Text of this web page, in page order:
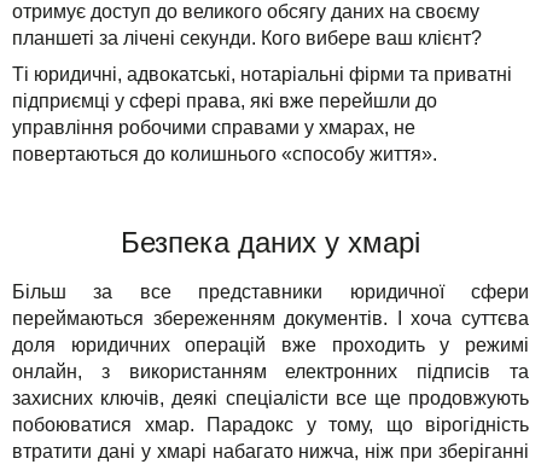
отримує доступ до великого обсягу даних на своєму
планшеті за лічені секунди. Кого вибере ваш клієнт?
Ті юридичні, адвокатські, нотаріальні фірми та приватні
підприємці у сфері права, які вже перейшли до
управління робочими справами у хмарах, не
повертаються до колишнього «способу життя».
Безпека даних у хмарі
Більш за все представники юридичної сфери
переймаються збереженням документів. І хоча суттєва
доля юридичних операцій вже проходить у режимі
онлайн, з використанням електронних підписів та
захисних ключів, деякі спеціалісти все ще продовжують
побоюватися хмар. Парадокс у тому, що вірогідність
втратити дані у хмарі набагато нижча, ніж при зберіганні